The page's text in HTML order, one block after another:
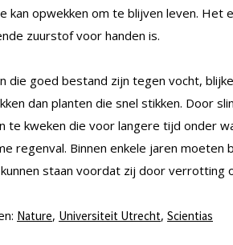
kan opwekken om te blijven leven.
zuurstof voor handen is.
die goed bestand zijn tegen vocht,
dan planten die snel stikken. Door
te kweken die voor langere tijd onder
regenval. Binnen enkele jaren
staan voordat zij door verrotting
Nature, Universiteit Utrecht, Scientias